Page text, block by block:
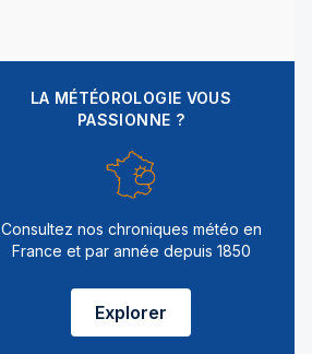
LA MÉTÉOROLOGIE VOUS
PASSIONNE ?
Consultez nos chroniques météo en
France et par année depuis 1850
Explorer